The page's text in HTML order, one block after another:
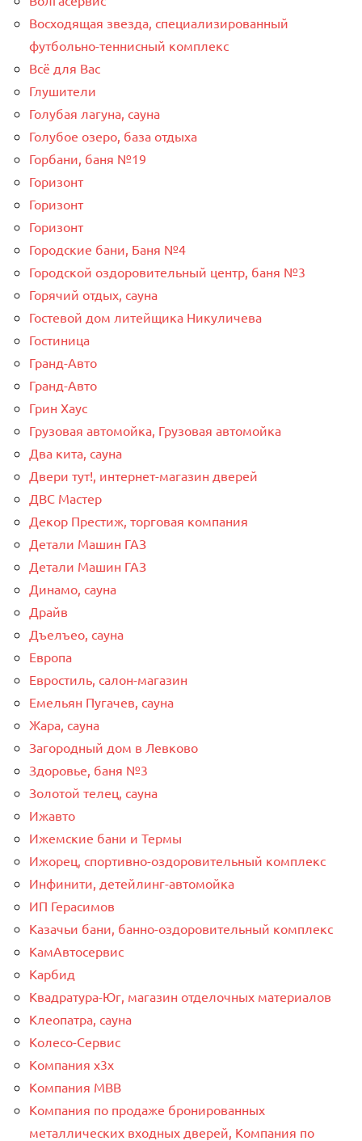
Восходящая звезда, специализированный
футбольно-теннисный комплекс
Всё для Вас
Глушители
Голубая лагуна, сауна
Голубое озеро, база отдыха
Горбани, баня №19
Горизонт
Горизонт
Горизонт
Городские бани, Баня №4
Городской оздоровительный центр, баня №3
Горячий отдых, сауна
Гостевой дом литейщика Никуличева
Гостиница
Гранд-Авто
Гранд-Авто
Грин Хаус
Грузовая автомойка, Грузовая автомойка
Два кита, сауна
Двери тут!, интернет-магазин дверей
ДВС Мастер
Декор Престиж, торговая компания
Детали Машин ГАЗ
Детали Машин ГАЗ
Динамо, сауна
Драйв
Дъелъео, сауна
Европа
Евростиль, салон-магазин
Емельян Пугачев, сауна
Жара, сауна
Загородный дом в Левково
Здоровье, баня №3
Золотой телец, сауна
Ижавто
Ижемские бани и Термы
Ижорец, спортивно-оздоровительный комплекс
Инфинити, детейлинг-автомойка
ИП Герасимов
Казачьи бани, банно-оздоровительный комплекс
КамАвтосервис
Карбид
Квадратура-Юг, магазин отделочных материалов
Клеопатра, сауна
Колесо-Сервис
Компания x3x
Компания МВВ
Компания по продаже бронированных
металлических входных дверей, Компания по